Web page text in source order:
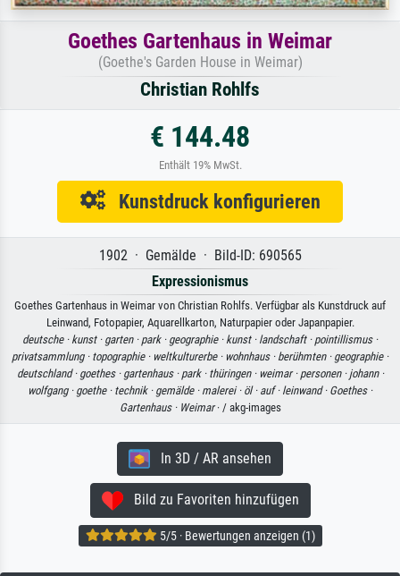
Goethes Gartenhaus in Weimar
(Goethe's Garden House in Weimar)
Christian Rohlfs
€ 144.48
Enthält 19% MwSt.
Kunstdruck konfigurieren
1902 · Gemälde · Bild-ID: 690565
Expressionismus
Goethes Gartenhaus in Weimar von Christian Rohlfs. Verfügbar als Kunstdruck auf
Leinwand, Fotopapier, Aquarellkarton, Naturpapier oder Japanpapier.
deutsche · kunst · garten · park · geographie · kunst · landschaft · pointillismus ·
privatsammlung · topographie · weltkulturerbe · wohnhaus · berühmten · geographie ·
deutschland · goethes · gartenhaus · park · thüringen · weimar · personen · johann ·
wolfgang · goethe · technik · gemälde · malerei · öl · auf · leinwand · Goethes ·
Gartenhaus · Weimar· / akg-images
In 3D / AR ansehen
Bild zu Favoriten hinzufügen
5/5 · Bewertungen anzeigen (1)